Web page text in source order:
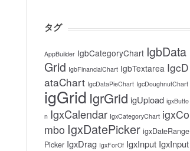
タグ
AppBuilder IgbCategoryChart IgbData
Grid IgbFinancialChart IgbTextarea IgcD
ataChart IgcDataPieChart IgcDoughnutChart
igGrid IgrGrid igUpload igxButto
n IgxCalendar IgxCategoryChart igxCo
mbo IgxDatePicker igxDateRange
Picker IgxDrag IgxForOf IgxInput IgxInput